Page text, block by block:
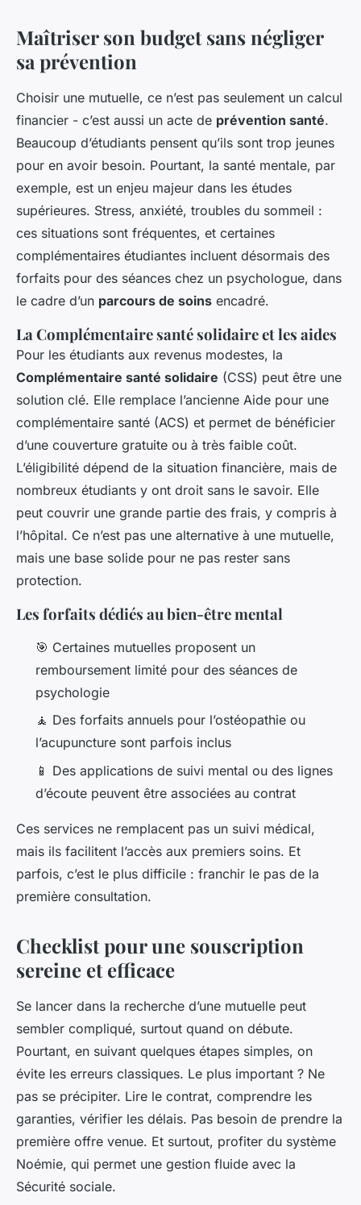
Maîtriser son budget sans négliger
sa prévention
Choisir une mutuelle, ce n’est pas seulement un calcul
financier - c’est aussi un acte de prévention santé.
Beaucoup d’étudiants pensent qu’ils sont trop jeunes
pour en avoir besoin. Pourtant, la santé mentale, par
exemple, est un enjeu majeur dans les études
supérieures. Stress, anxiété, troubles du sommeil :
ces situations sont fréquentes, et certaines
complémentaires étudiantes incluent désormais des
forfaits pour des séances chez un psychologue, dans
le cadre d’un parcours de soins encadré.
La Complémentaire santé solidaire et les aides
Pour les étudiants aux revenus modestes, la
Complémentaire santé solidaire (CSS) peut être une
solution clé. Elle remplace l’ancienne Aide pour une
complémentaire santé (ACS) et permet de bénéficier
d’une couverture gratuite ou à très faible coût.
L’éligibilité dépend de la situation financière, mais de
nombreux étudiants y ont droit sans le savoir. Elle
peut couvrir une grande partie des frais, y compris à
l’hôpital. Ce n’est pas une alternative à une mutuelle,
mais une base solide pour ne pas rester sans
protection.
Les forfaits dédiés au bien-être mental
🎯 Certaines mutuelles proposent un
remboursement limité pour des séances de
psychologie
🧘 Des forfaits annuels pour l’ostéopathie ou
l’acupuncture sont parfois inclus
📱 Des applications de suivi mental ou des lignes
d’écoute peuvent être associées au contrat
Ces services ne remplacent pas un suivi médical,
mais ils facilitent l’accès aux premiers soins. Et
parfois, c’est le plus difficile : franchir le pas de la
première consultation.
Checklist pour une souscription
sereine et efficace
Se lancer dans la recherche d’une mutuelle peut
sembler compliqué, surtout quand on débute.
Pourtant, en suivant quelques étapes simples, on
évite les erreurs classiques. Le plus important ? Ne
pas se précipiter. Lire le contrat, comprendre les
garanties, vérifier les délais. Pas besoin de prendre la
première offre venue. Et surtout, profiter du système
Noémie, qui permet une gestion fluide avec la
Sécurité sociale.